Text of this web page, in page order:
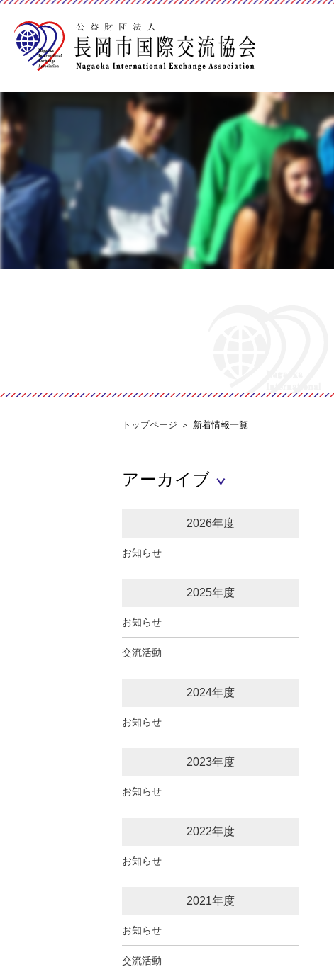
トップページ 新着情報一覧
アーカイブ
2026年度
お知らせ
2025年度
お知らせ
交流活動
2024年度
お知らせ
2023年度
お知らせ
2022年度
お知らせ
2021年度
お知らせ
交流活動